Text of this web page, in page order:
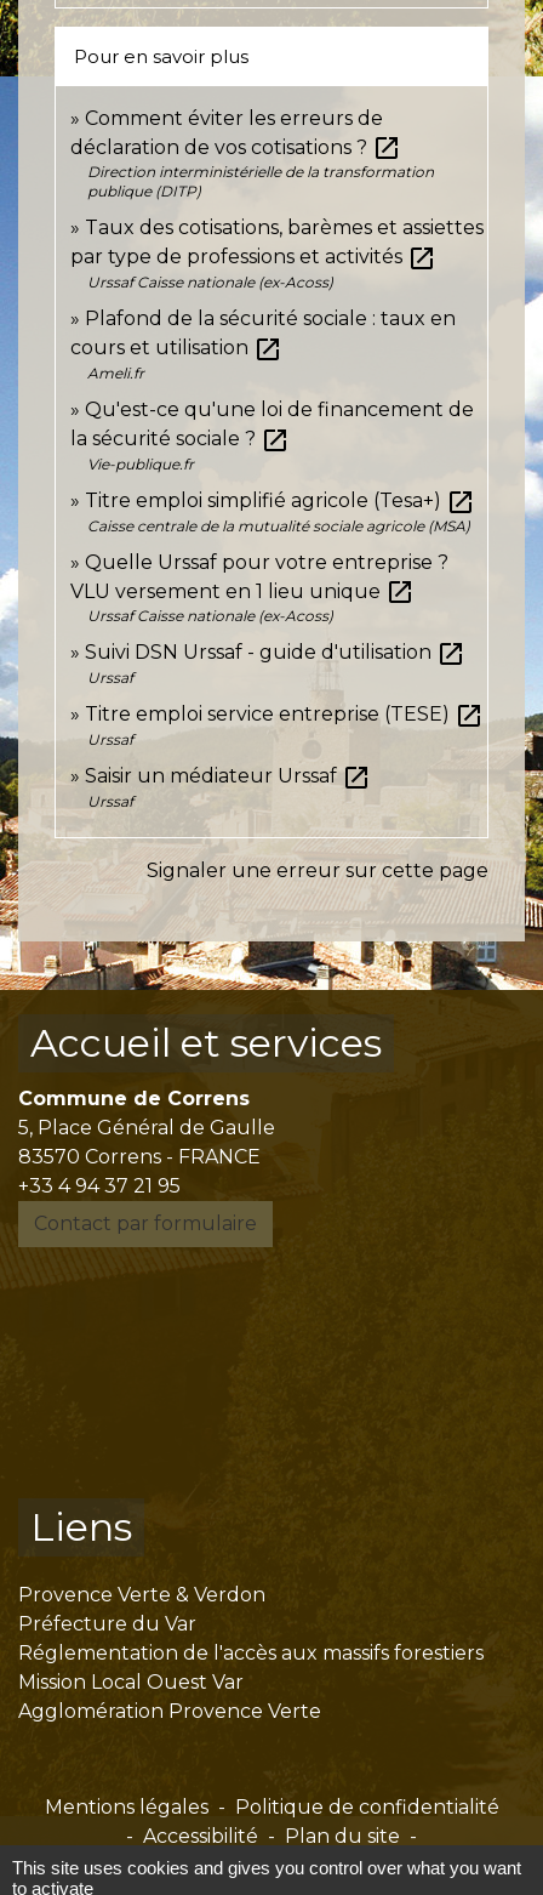
Pour en savoir plus
Comment éviter les erreurs de
déclaration de vos cotisations ? open_in_new
Direction interministérielle de la transformation
publique (DITP)
Taux des cotisations, barèmes et assiettes
par type de professions et activités open_in_new
Urssaf Caisse nationale (ex-Acoss)
Plafond de la sécurité sociale : taux en
cours et utilisation open_in_new
Ameli.fr
Qu'est-ce qu'une loi de financement de
la sécurité sociale ? open_in_new
Vie-publique.fr
Titre emploi simplifié agricole (Tesa+) open_in_new
Caisse centrale de la mutualité sociale agricole (MSA)
Quelle Urssaf pour votre entreprise ?
VLU versement en 1 lieu unique open_in_new
Urssaf Caisse nationale (ex-Acoss)
Suivi DSN Urssaf - guide d'utilisation open_in_new
Urssaf
Titre emploi service entreprise (TESE) open_in_new
Urssaf
Saisir un médiateur Urssaf open_in_new
Urssaf
Signaler une erreur sur cette page
Accueil et services
Commune de Correns
5, Place Général de Gaulle
83570 Correns - FRANCE
+33 4 94 37 21 95
Contact par formulaire
Liens
Provence Verte & Verdon
Préfecture du Var
Réglementation de l'accès aux massifs forestiers
Mission Local Ouest Var
Agglomération Provence Verte
Mentions légales - Politique de confidentialité
- Accessibilité - Plan du site -
Gestion des cookies
This site uses cookies and gives you control over what you want
to activate